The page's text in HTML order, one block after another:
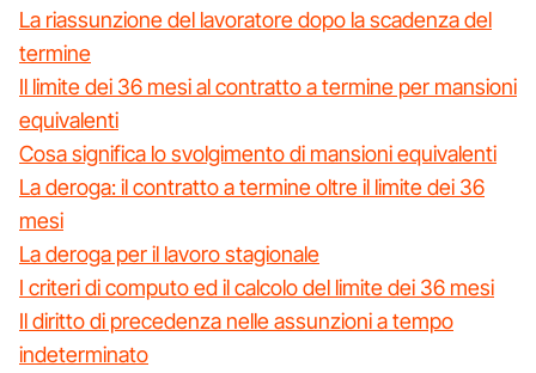
La riassunzione del lavoratore dopo la scadenza del
termine
Il limite dei 36 mesi al contratto a termine per mansioni
equivalenti
Cosa significa lo svolgimento di mansioni equivalenti
La deroga: il contratto a termine oltre il limite dei 36
mesi
La deroga per il lavoro stagionale
I criteri di computo ed il calcolo del limite dei 36 mesi
Il diritto di precedenza nelle assunzioni a tempo
indeterminato